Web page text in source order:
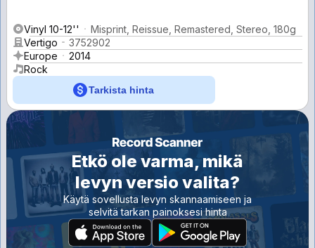
Vinyl 10-12''
Misprint, Reissue, Remastered, Stereo, 180g
Vertigo
3752902
Europe
2014
Rock
Tarkista hinta
Etkö ole varma, mikä
levyn versio valita?
Käytä sovellusta levyn skannaamiseen ja
selvitä tarkan painoksesi hinta